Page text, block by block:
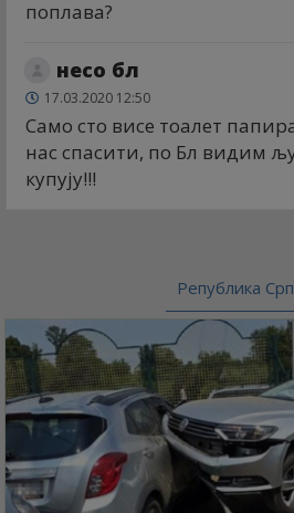
поплава?
несо бл
17.03.2020 12:50
Само сто висе тоалет
нас спасити, по Бл видим
купују!!!
Република